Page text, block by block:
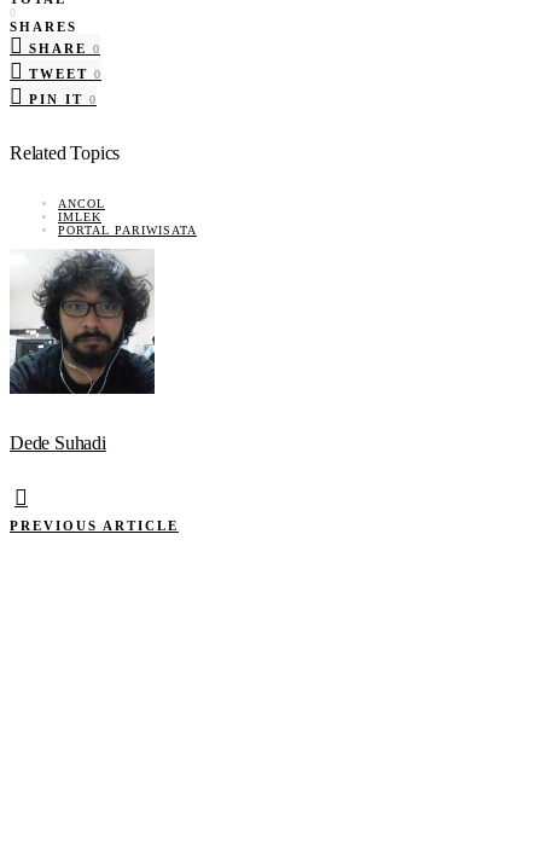
0
SHARES
SHARE
0
TWEET 0
PIN IT 0
Related Topics
ANCOL
IMLEK
PORTAL PARIWISATA
Dede Suhadi
PREVIOUS ARTICLE